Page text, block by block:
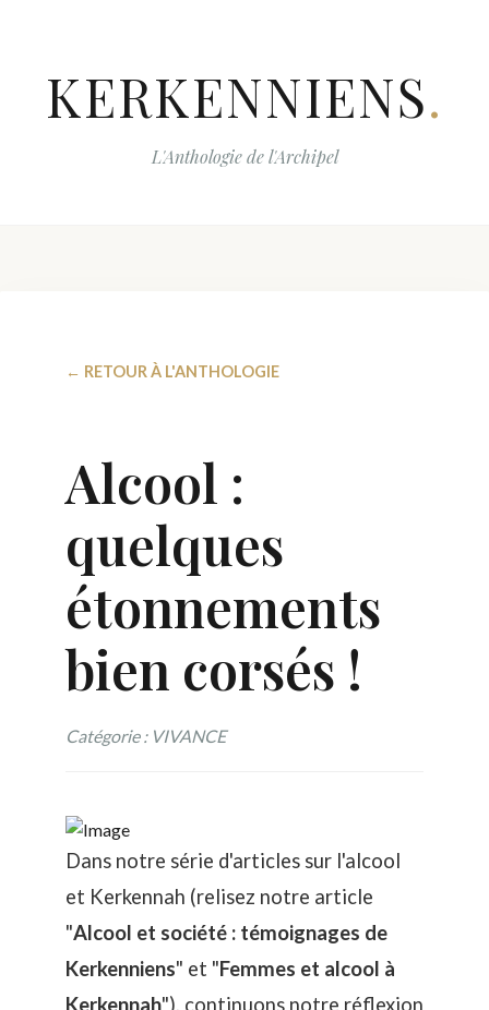
KERKENNIENS.
L'Anthologie de l'Archipel
← RETOUR À L'ANTHOLOGIE
Alcool :
quelques
étonnements
bien corsés !
Catégorie : VIVANCE
Dans notre série d'articles sur l'alcool
et Kerkennah (relisez notre article
"Alcool et société : témoignages de
Kerkenniens" et "Femmes et alcool à
Kerkennah"), continuons notre réflexion